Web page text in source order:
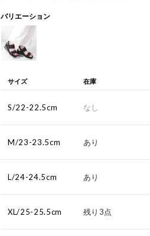
バリエーション
サイズ 在庫
S/22-22.5cm なし
M/23-23.5cm あり
L/24-24.5cm あり
XL/25-25.5cm 残り3点